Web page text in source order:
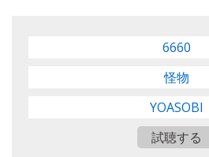
6660
怪物
YOASOBI
試聴する